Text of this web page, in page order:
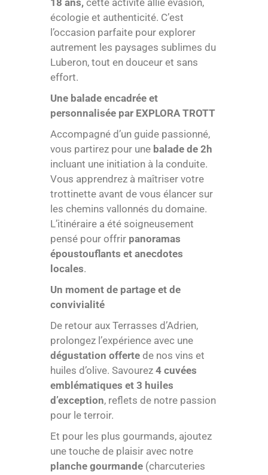
18 ans, cette activité allie évasion,
écologie et authenticité. C’est
l’occasion parfaite pour explorer
autrement les paysages sublimes du
Luberon, tout en douceur et sans
effort.
Une balade encadrée et
personnalisée par EXPLORA TROTT
Accompagné d’un guide passionné,
vous partirez pour une balade de 2h
incluant une initiation à la conduite.
Vous apprendrez à maîtriser votre
trottinette avant de vous élancer sur
les chemins vallonnés du domaine.
L’itinéraire a été soigneusement
pensé pour offrir panoramas
époustouflants et anecdotes
locales.
Un moment de partage et de
convivialité
De retour aux Terrasses d’Adrien,
prolongez l’expérience avec une
dégustation offerte de nos vins et
huiles d’olive. Savourez 4 cuvées
emblématiques et 3 huiles
d’exception, reflets de notre passion
pour le terroir.
Et pour les plus gourmands, ajoutez
une touche de plaisir avec notre
planche gourmande (charcuteries